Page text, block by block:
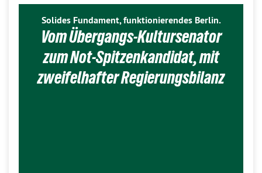
Solides Fundament, funktionierendes Berlin.
Vom Übergangs-Kultursenator
zum Not-Spitzenkandidat, mit
zweifelhafter Regierungsbilanz